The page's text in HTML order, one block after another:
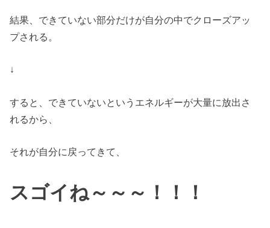
結果、できていない部分だけが自分の中でクローズアッ
プされる。
↓
すると、できていないというエネルギーが大量に放出さ
れるから、
それが自分に戻ってきて、
スゴイね～～～！！！